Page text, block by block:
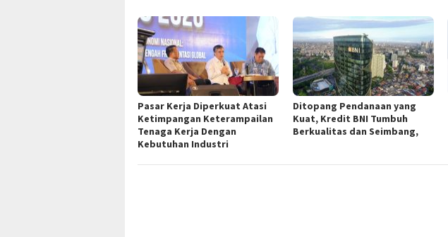
Pasar Kerja Diperkuat Atasi
Ketimpangan Keterampailan
Tenaga Kerja Dengan
Kebutuhan Industri
Ditopang Pendanaan yang
Kuat, Kredit BNI Tumbuh
Berkualitas dan Seimbang,